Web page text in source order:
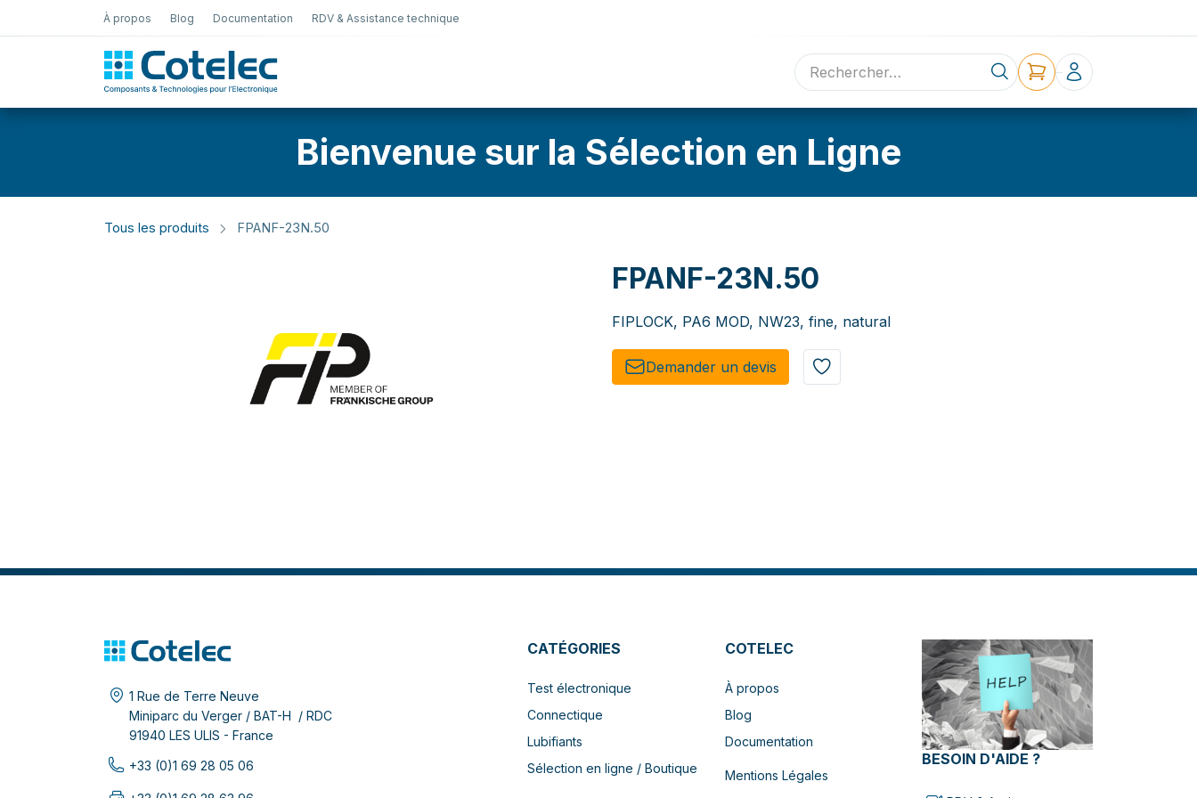
À propos Blog Documentation RDV & Assistance technique
Sélection en ligne Contact
Bienvenue sur la Sélection en Ligne
Tous les produits FPANF-23N.50
FPANF-23N.50
FIPLOCK, PA6 MOD, NW23, fine, natural
Demander un de​​vis​​
1 Rue de Terre Neuve
Miniparc du Verger / BAT-H / RDC
91940 LES ULIS - France
+33 (0)1 69 28 05 06
CATÉGORIES
Test électronique
Connectique
Lubifiants
Sélection en ligne / Boutique
COTELEC
À propos
Blog
Documentation
Mentions Légales
BESOIN D'AIDE ?